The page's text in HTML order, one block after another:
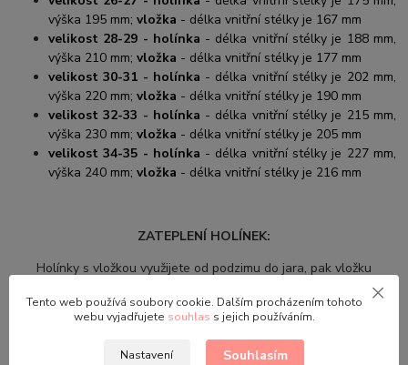
výška 195 mm;vložka - délka vnitřní stélky je 167 mm
velikost 28-29 - holínka - délka vnitřní stélky je 188 mm,
výška 210 mm;vložka - délka vnitřní stélky je 177 mm
velikost 30-31 - holínka - délka vnitřní stélky je 202 mm,
výška 220 mm;vložka - délka vnitřní stélky je 190 mm
velikost 32-33 - holínka - délka vnitřní stélky je 215 mm,
výška 230 mm;vložka - délka vnitřní stélky je 205 mm
velikost 34-35 - holínka - délka vnitřní stélky je 227 mm,
výška 240 mm;vložka - délka vnitřní stélky je 216 mm
ZATEPLENÍ HOLÍNEK:
Holínky s vložkou využijete od podzimu do jara, pak vložku
Tento web používá soubory cookie. Dalším procházením tohoto
webu vyjadřujete souhlas s jejich používáním.
Nastavení Souhlasím